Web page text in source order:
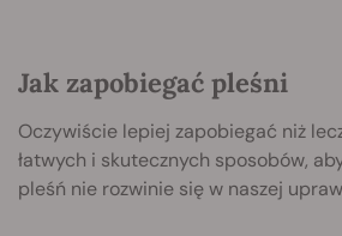
Jak zapobiegać pleśni
Oczywiście lepiej zapobiegać niż
łatwych i skutecznych sposobów,
pleśń nie rozwinie się w naszej